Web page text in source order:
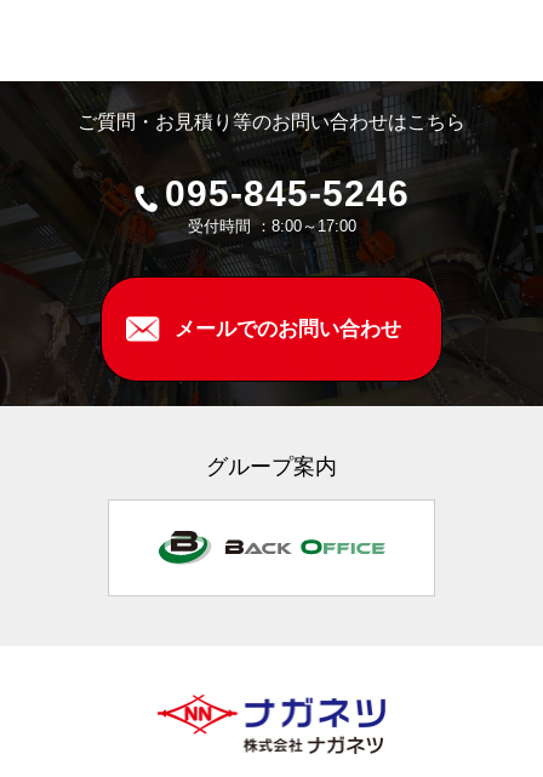
ご質問・お見積り等のお問い合わせはこちら
095-845-5246
受付時間 ：8:00～17:00
メールでのお問い合わせ
グループ案内